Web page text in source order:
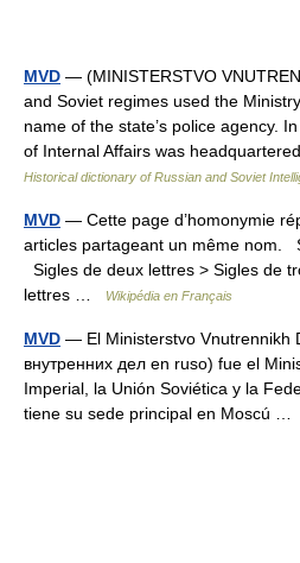
MVD — (MINISTERSTVO
and Soviet regimes used the
name of the state’s police agency.
of Internal Affairs was
Historical dictionary of Russian and Soviet
MVD — Cette page d’homonymie
articles partageant un même nom.
Sigles de deux lettres > Sigles de
lettres …
Wikipédia en Français
MVD — El Ministerstvo Vnutrennikh
внутренних дел en ruso) fue el
Imperial, la Unión Soviética y la
tiene su sede principal en Moscú …